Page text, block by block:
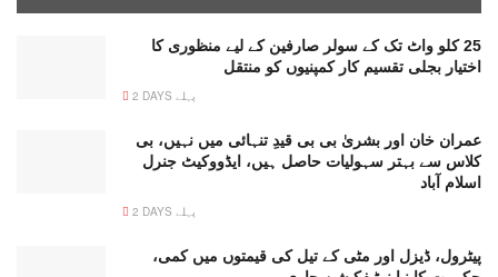
25 کلو واٹ تک کے سولر صارفین کے لیے منظوری کا
اختیار بجلی تقسیم کار کمپنیوں کو منتقل
2 DAYS پہلے
عمران خان اور بشریٰ بی بی قیدِ تنہائی میں نہیں، بی
کلاس سے بہتر سہولیات حاصل ہیں، ایڈووکیٹ جنرل
اسلام آباد
2 DAYS پہلے
پیٹرول، ڈیزل اور مٹی کے تیل کی قیمتوں میں کمی،